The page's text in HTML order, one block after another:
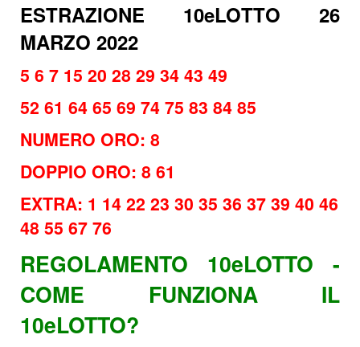
ESTRAZIONE 10eLOTTO 26
MARZO 2022
5 6 7 15 20 28 29 34 43 49
52 61 64 65 69 74 75 83 84 85
NUMERO ORO: 8
DOPPIO ORO: 8 61
EXTRA: 1 14 22 23 30 35 36 37 39 40 46
48 55 67 76
REGOLAMENTO 10eLOTTO -
COME FUNZIONA IL
10eLOTTO?